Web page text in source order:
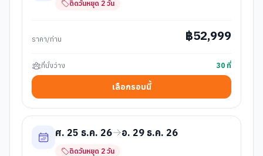
ติดวันหยุด 2 วัน
ราคา/ท่าน ฿52,999
ที่นั่งว่าง 30 ที่
เลือกรอบนี้
ศ. 25 ธ.ค. 26 อ. 29 ธ.ค. 26
ติดวันหยุด 2 วัน